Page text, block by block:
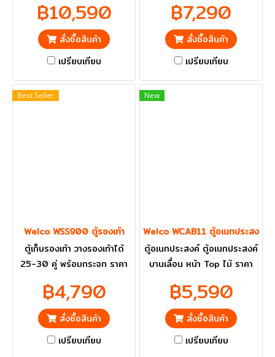
และ ปริมณฑลส่งฟรี
฿10,590
สั่งซื้อสินค้า
เปรียบเทียบ
฿7,290
สั่งซื้อสินค้า
เปรียบเทียบ
Best Seller
Welco WSS900 ตู้รองเท้า
ตู้เก็บรองเท้า วางรองเท้าได้
25-30 คู่ พร้อมกระจก ราคา
ปริมณฑลส่งฟรี
฿4,790
สั่งซื้อสินค้า
เปรียบเทียบ
New
Welco WCAB11 ตู้อเนกประสงค์บ
ตู้อเนกประสงค์ ตู้อเนกประสงค์
บานเลื่อน หน้า Top ไม้ ราคา
ปริมณฑลส่งฟรี
฿5,590
สั่งซื้อสินค้า
เปรียบเทียบ